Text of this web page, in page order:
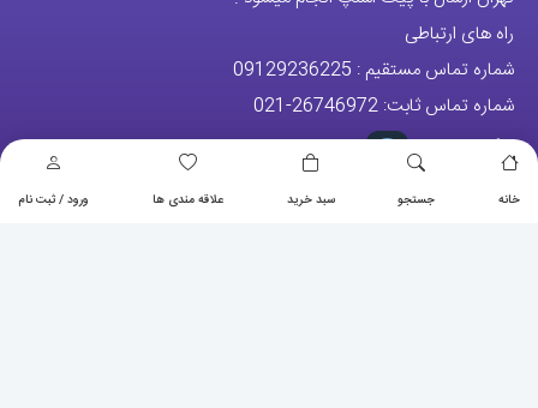
خانه جستجو سبد خرید علاقه مندی ها ورود / ثبت نام
راه های ارتباطی
شماره تماس مستقیم : 09129236225
شماره تماس ثابت: 26746972
-021
تلگرام
پیج ساعت